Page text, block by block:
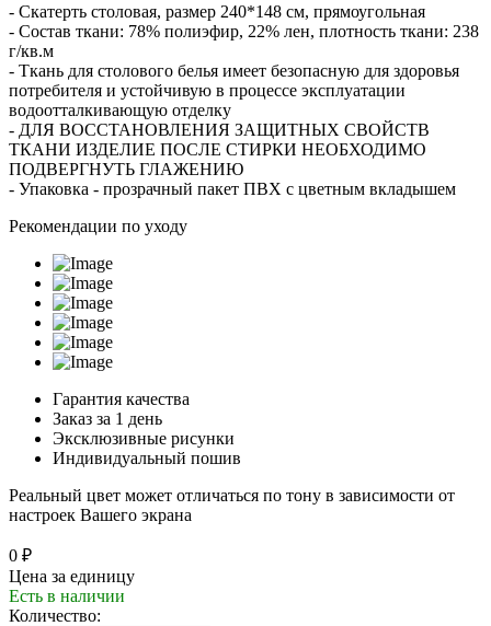
- Скатерть столовая, размер 240*148 см, прямоугольная
- Состав ткани: 78% полиэфир, 22% лен, плотность ткани: 238
г/кв.м
- Ткань для столового белья имеет безопасную для здоровья
потребителя и устойчивую в процессе эксплуатации
водоотталкивающую отделку
- ДЛЯ ВОССТАНОВЛЕНИЯ ЗАЩИТНЫХ СВОЙСТВ
ТКАНИ ИЗДЕЛИЕ ПОСЛЕ СТИРКИ НЕОБХОДИМО
ПОДВЕРГНУТЬ ГЛАЖЕНИЮ
- Упаковка - прозрачный пакет ПВХ с цветным вкладышем
Рекомендации по уходу
Гарантия качества
Заказ за 1 день
Эксклюзивные рисунки
Индивидуальный пошив
Реальный цвет может отличаться по тону в зависимости от
настроек Вашего экрана
0 ₽
Цена за единицу
Есть в наличии
Количество: